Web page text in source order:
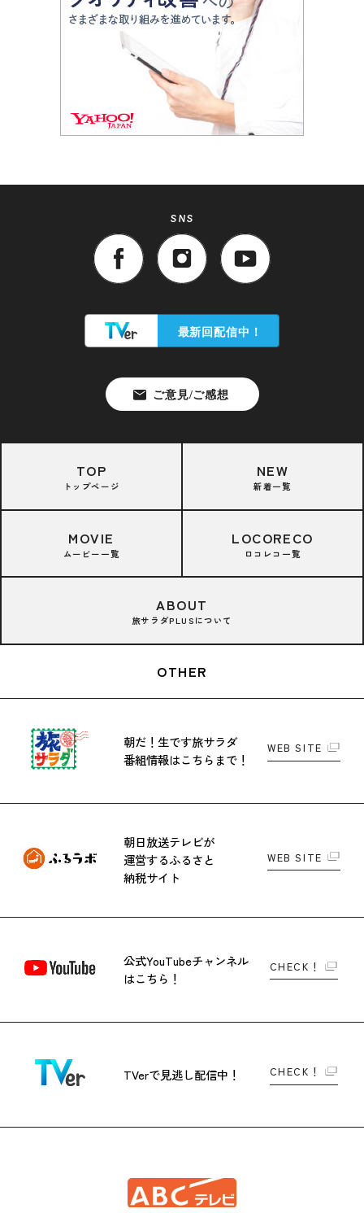
SNS
TOP
トップページ
NEW
新着一覧
MOVIE
ムービー一覧
LOCORECO
ロコレコ一覧
ABOUT
旅サラダPLUSについて
OTHER
朝だ！生です旅サラダ
番組情報はこちらまで！
WEB SITE
朝日放送テレビが
運営するふるさと
納税サイト
WEB SITE
公式YouTubeチャンネル
はこちら！
CHECK！
TVerで見逃し配信中！ CHECK！